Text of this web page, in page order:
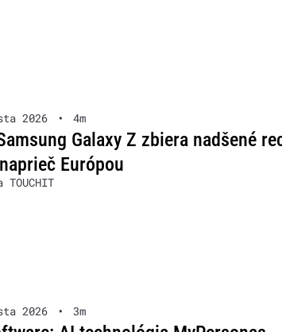
2026 • 4m
Galaxy Z zbiera nadšené
Európou
TOUCHIT
2026 • 3m